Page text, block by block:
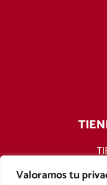
Valoramos tu